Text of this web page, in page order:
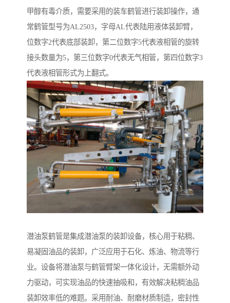
甲醇有毒介质，需要采用的装车鹤管进行装卸操作，通
常鹤管型号为AL2503，字母AL代表陆用液体装卸臂，
位数字2代表底部装卸，第二位数字5代表液相管的旋转
接头数量为5，第三位数字0代表无气相管，第四位数字3
代表液相管形式为上翻式。
潜油泵鹤管是集成潜油泵的装卸设备，核心用于粘稠、
易凝固油品的装卸，广泛应用于石化、炼油、物流等行
业。设备将潜油泵与鹤管臂架一体化设计，无需额外动
力驱动，可实现油品的快速抽吸和，有效解决粘稠油品
装卸效率低的难题。采用耐油、耐磨材质制造，密封性